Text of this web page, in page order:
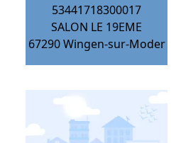
53441718300017
SALON LE 19EME
67290 Wingen-sur-Moder